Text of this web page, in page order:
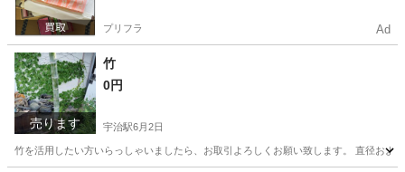
プリフラ Ad
売ります
竹
0円
宇治駅6月2日
竹を活用したい方いらっしゃいましたら、お取引よろしくお願い致します。 直径およ